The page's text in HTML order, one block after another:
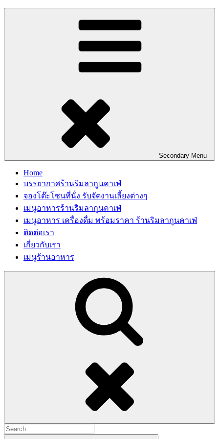
Skip
Secondary Menu
Home
บรรยากาศร้านริมลากูนคาเฟ่
จองโต๊ะโซนที่นั่ง รับจัดงานเลี้ยงต่างๆ
เมนูอาหารร้านริมลากูนคาเฟ่
เมนูอาหาร เครื่องดื่ม พร้อมราคา ร้านริมลากูนคาเฟ่
ติดต่อเรา
เกี่ยวกับเรา
เมนูร้านอาหาร
Search
for: